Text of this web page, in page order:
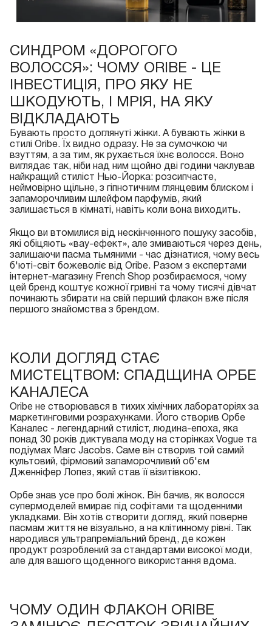
СИНДРОМ «ДОРОГОГО
ВОЛОССЯ»: ЧОМУ ORIBE - ЦЕ
ІНВЕСТИЦІЯ, ПРО ЯКУ НЕ
ШКОДУЮТЬ, І МРІЯ, НА ЯКУ
ВІДКЛАДАЮТЬ
Бувають просто доглянуті жінки. А бувають жінки в
стилі Oribe. Їх видно одразу. Не за сумочкою чи
взуттям, а за тим, як рухається їхнє волосся. Воно
виглядає так, ніби над ним щойно дві години чаклував
найкращий стиліст Нью-Йорка: розсипчасте,
неймовірно щільне, з гіпнотичним глянцевим блиском і
запаморочливим шлейфом парфумів, який
залишається в кімнаті, навіть коли вона виходить.
Якщо ви втомилися від нескінченного пошуку засобів,
які обіцяють «вау-ефект», але змиваються через день,
залишаючи пасма тьмяними - час дізнатися, чому весь
б'юті-світ божеволіє від Oribe. Разом з експертами
інтернет-магазину French Shop розбираємося, чому
цей бренд коштує кожної гривні та чому тисячі дівчат
починають збирати на свій перший флакон вже після
першого знайомства з брендом.
КОЛИ ДОГЛЯД СТАЄ
МИСТЕЦТВОМ: СПАДЩИНА ОРБЕ
КАНАЛЕСА
Oribe не створювався в тихих хімічних лабораторіях за
маркетинговими розрахунками. Його створив Орбе
Каналес - легендарний стиліст, людина-епоха, яка
понад 30 років диктувала моду на сторінках Vogue та
подіумах Marc Jacobs. Саме він створив той самий
культовий, фірмовий запаморочливий об'єм
Дженніфер Лопез, який став її візитівкою.
Орбе знав усе про болі жінок. Він бачив, як волосся
супермоделей вмирає під софітами та щоденними
укладками. Він хотів створити догляд, який поверне
пасмам життя не візуально, а на клітинному рівні. Так
народився ультрапреміальний бренд, де кожен
продукт розроблений за стандартами високої моди,
але для вашого щоденного використання вдома.
ЧОМУ ОДИН ФЛАКОН ORIBE